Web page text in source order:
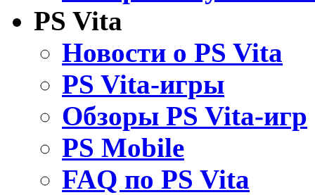
PS Vita
Новости о PS Vita
PS Vita-игры
Обзоры PS Vita-игр
PS Mobile
FAQ по PS Vita